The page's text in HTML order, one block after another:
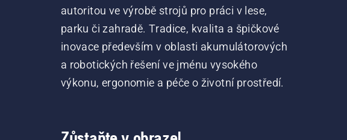
autoritou ve výrobě strojů pro práci v lese,
parku či zahradě. Tradice, kvalita a špičkové
inovace především v oblasti akumulátorových
a robotických řešení ve jménu vysokého
výkonu, ergonomie a péče o životní prostředí.